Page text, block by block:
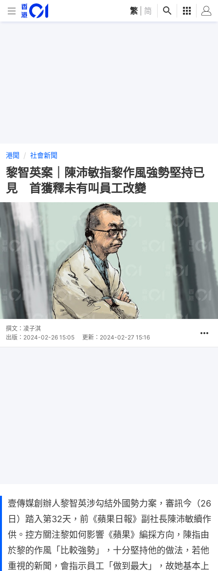
繁 简
港聞 社會新聞
黎智英案｜陳沛敏指黎作風強勢堅持已
見 首獲釋未有叫員工改變
撰文： 凌子淇
出版： 2024-02-26 15:05 更新： 2024-02-27 15:16
壹傳媒創辦人黎智英涉勾結外國勢力案，審訊今（26
日）踏入第32天，前《蘋果日報》副社長陳沛敏續作
供。控方關注黎如何影響《蘋果》編採方向，陳指由
於黎的作風「比較強勢」，十分堅持他的做法，若他
重視的新聞，會指示員工「做到最大」，故她基本上